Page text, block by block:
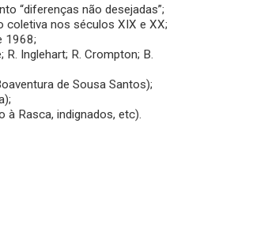
“diferenças não desejadas”;
coletiva nos séculos XIX e XX;
1968;
Inglehart; R. Crompton; B.
de Sousa Santos);
Rasca, indignados, etc).